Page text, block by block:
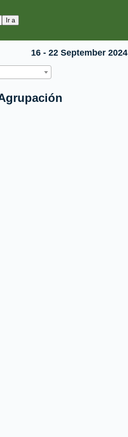
16 - 22 September 2024